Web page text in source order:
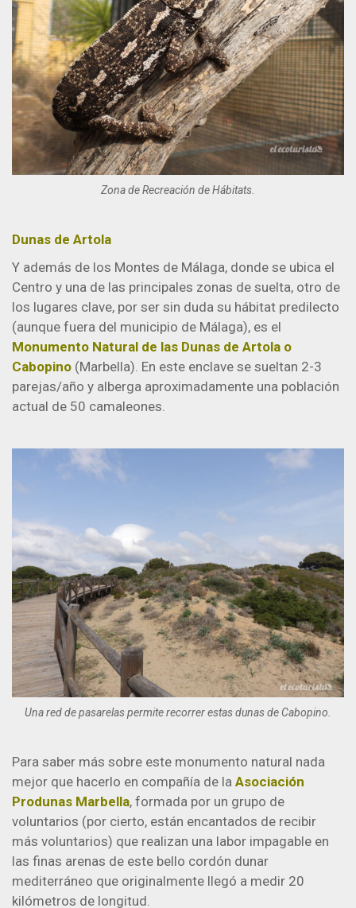
Zona de Recreación de Hábitats.
Dunas de Artola
Y además de los Montes de Málaga, donde se ubica el
Centro y una de las principales zonas de suelta, otro de
los lugares clave, por ser sin duda su hábitat predilecto
(aunque fuera del municipio de Málaga), es el
Monumento Natural de las Dunas de Artola o
Cabopino (Marbella). En este enclave se sueltan 2-3
parejas/año y alberga aproximadamente una población
actual de 50 camaleones.
Una red de pasarelas permite recorrer estas dunas de Cabopino.
Para saber más sobre este monumento natural nada
mejor que hacerlo en compañía de la Asociación
Produnas Marbella, formada por un grupo de
voluntarios (por cierto, están encantados de recibir
más voluntarios) que realizan una labor impagable en
las finas arenas de este bello cordón dunar
mediterráneo que originalmente llegó a medir 20
kilómetros de longitud.